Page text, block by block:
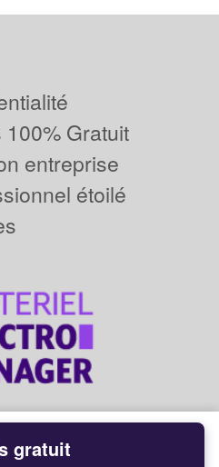
Gratuit
entreprise
étoilé
Plus que pro
gratuit